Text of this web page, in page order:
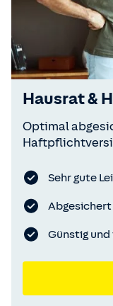
Hausrat &
Optimal
Sehr gute
Abgesichert
Günstig